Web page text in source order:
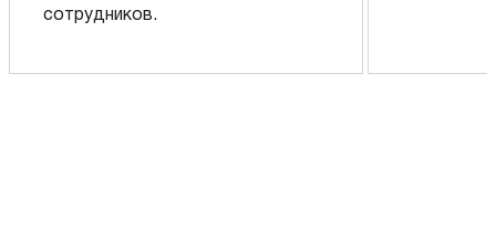
сотрудников.